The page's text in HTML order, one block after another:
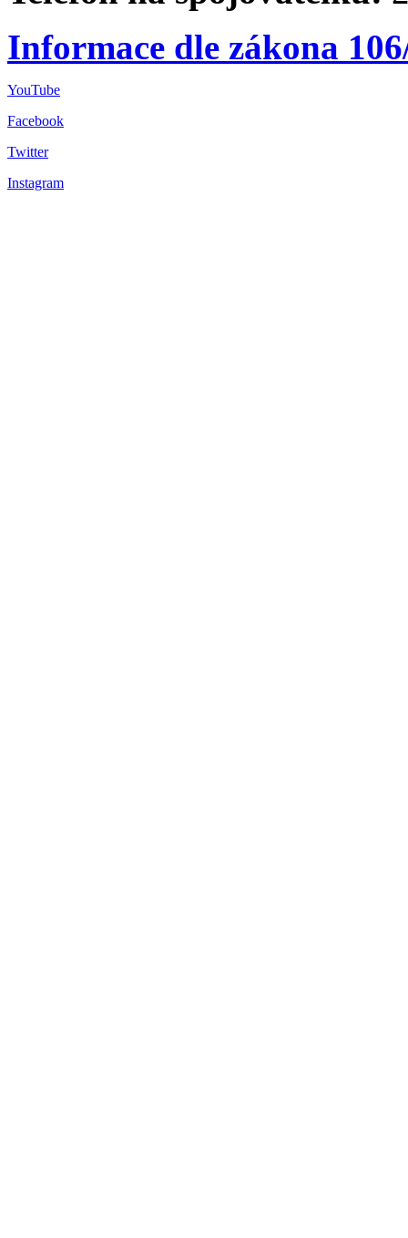
Informace dle zákona
YouTube
Facebook
Twitter
Instagram